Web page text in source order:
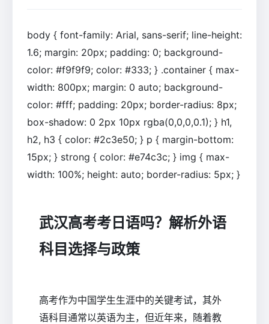
body { font-family: Arial, sans-serif; line-height:
1.6; margin: 20px; padding: 0; background-
color: #f9f9f9; color: #333; } .container { max-
width: 800px; margin: 0 auto; background-
color: #fff; padding: 20px; border-radius: 8px;
box-shadow: 0 2px 10px rgba(0,0,0,0.1); } h1,
h2, h3 { color: #2c3e50; } p { margin-bottom:
15px; } strong { color: #e74c3c; } img { max-
width: 100%; height: auto; border-radius: 5px; }
武汉高考考日语吗？解析外语
科目选择与政策
高考作为中国学生生涯中的关键考试，其外
语科目通常以英语为主，但近年来，随着教